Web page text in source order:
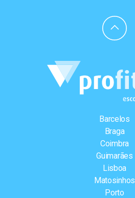
Barcelos
Braga
Coimbra
Guimarães
Lisboa
Matosinhos
Porto